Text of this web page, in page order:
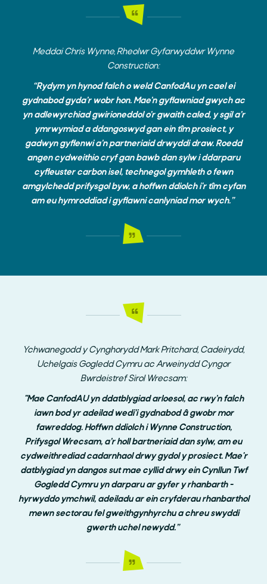
Meddai Chris Wynne, Rheolwr Gyfarwyddwr Wynne
Construction:
“Rydym yn hynod falch o weld CanfodAu yn cael ei
gydnabod gyda’r wobr hon. Mae’n gyflawniad gwych ac
yn adlewyrchiad gwirioneddol o’r gwaith caled, y sgil a’r
ymrwymiad a ddangoswyd gan ein tîm prosiect, y
gadwyn gyflenwi a’n partneriaid drwyddi draw. Roedd
angen cydweithio cryf gan bawb dan sylw i ddarparu
cyfleuster carbon isel, technegol gymhleth o fewn
amgylchedd prifysgol byw, a hoffwn ddiolch i'r tîm cyfan
am eu hymroddiad i gyflawni canlyniad mor wych.”
Ychwanegodd y Cynghorydd Mark Pritchard, Cadeirydd,
Uchelgais Gogledd Cymru ac Arweinydd Cyngor
Bwrdeistref Sirol Wrecsam:
"Mae CanfodAU yn ddatblygiad arloesol, ac rwy’n falch
iawn bod yr adeilad wedi’i gydnabod â gwobr mor
fawreddog. Hoffwn ddiolch i Wynne Construction,
Prifysgol Wrecsam, a’r holl bartneriaid dan sylw, am eu
cydweithrediad cadarnhaol drwy gydol y prosiect. Mae'r
datblygiad yn dangos sut mae cyllid drwy ein Cynllun Twf
Gogledd Cymru yn darparu ar gyfer y rhanbarth -
hyrwyddo ymchwil, adeiladu ar ein cryfderau rhanbarthol
mewn sectorau fel gweithgynhyrchu a chreu swyddi
gwerth uchel newydd.”